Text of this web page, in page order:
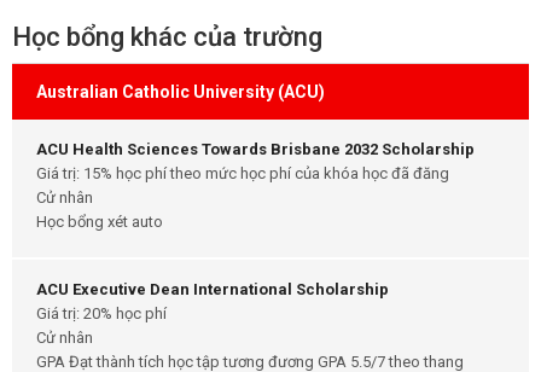
Học bổng khác của trường
Australian Catholic University (ACU)
ACU Health Sciences Towards Brisbane 2032 Scholarship
Giá trị: 15% học phí theo mức học phí của khóa học đã đăng
Cử nhân
Học bổng xét auto
ACU Executive Dean International Scholarship
Giá trị: 20% học phí
Cử nhân
GPA Đạt thành tích học tập tương đương GPA 5.5/7 theo thang